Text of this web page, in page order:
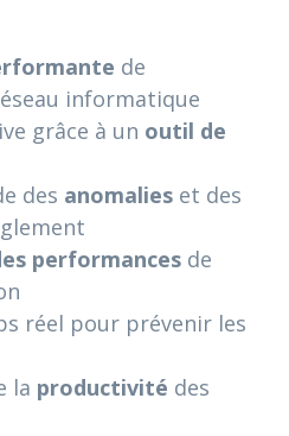
de
informatique
grâce à un outil de
des anomalies et des
performances de
réel pour prévenir les
la productivité des